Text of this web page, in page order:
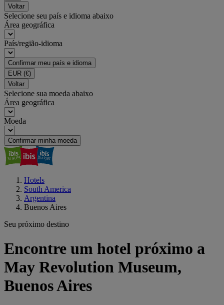
Voltar
Selecione seu país e idioma abaixo
Área geográfica
País/região-idioma
Confirmar meu país e idioma
EUR (€)
Voltar
Selecione sua moeda abaixo
Área geográfica
Moeda
Confirmar minha moeda
Hotels
South America
Argentina
Buenos Aires
Seu próximo destino
Encontre um hotel próximo a
May Revolution Museum,
Buenos Aires